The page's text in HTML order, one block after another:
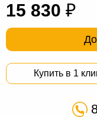
оборудование
15 830 ₽
Купить в 1